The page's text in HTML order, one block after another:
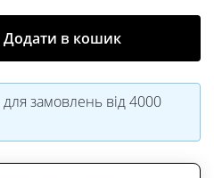
Додати в кошик
замовлень від 4000